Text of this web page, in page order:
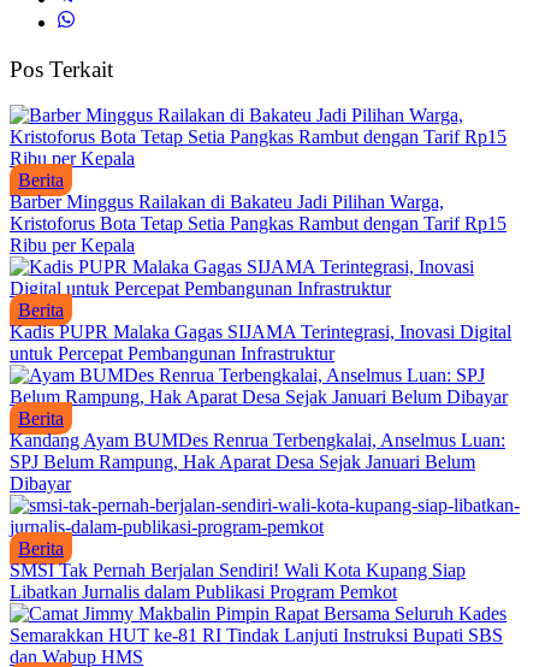
Pos Terkait
Berita
Barber Minggus Railakan di Bakateu Jadi Pilihan Warga,
Kristoforus Bota Tetap Setia Pangkas Rambut dengan Tarif Rp15
Ribu per Kepala
Berita
Kadis PUPR Malaka Gagas SIJAMA Terintegrasi, Inovasi Digital
untuk Percepat Pembangunan Infrastruktur
Berita
Kandang Ayam BUMDes Renrua Terbengkalai, Anselmus Luan:
SPJ Belum Rampung, Hak Aparat Desa Sejak Januari Belum
Dibayar
Berita
SMSI Tak Pernah Berjalan Sendiri! Wali Kota Kupang Siap
Libatkan Jurnalis dalam Publikasi Program Pemkot